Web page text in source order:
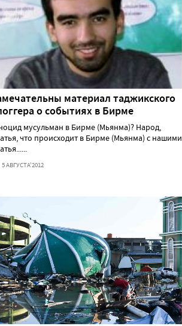
материал таджикского
о событиях в Бирме
мусульман в Бирме (Мьянма)? Народ,
что происходит в Бирме (Мьянма) с нашими
5 АВГУСТА'2012